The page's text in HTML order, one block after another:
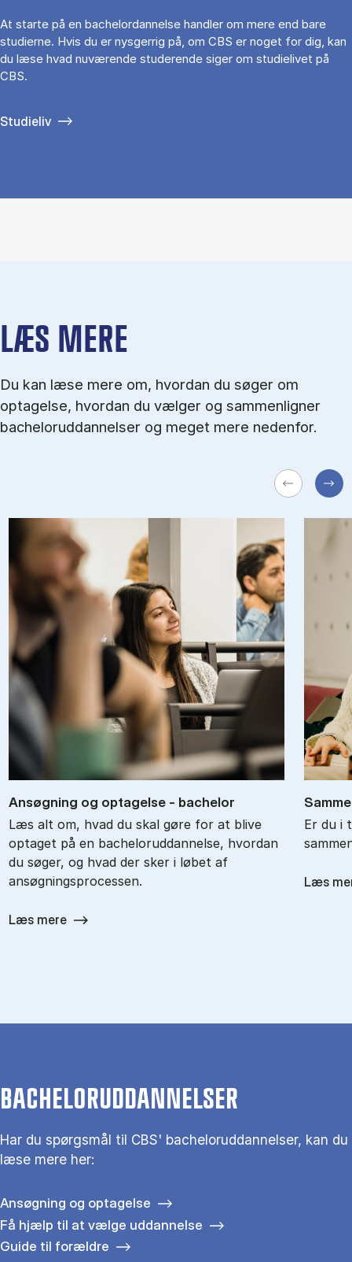
At starte på en bachelordannelse handler om mere end bare
studierne. Hvis du er nysgerrig på, om CBS er noget for dig, kan
du læse hvad nuværende studerende siger om studielivet på
CBS.
Studieliv
LÆS MERE
Du kan læse mere om, hvordan du søger om
optagelse, hvordan du vælger og sammenligner
bacheloruddannelser og meget mere nedenfor.
An­søg­ning og op­ta­gel­se - ba­chel­or
Læs alt om, hvad du skal gøre for at blive
optaget på en bacheloruddannelse, hvordan
du søger, og hvad der sker i løbet af
ansøgningsprocessen.
Læs mere
Er du i
Læs
BACHELORUDDANNELSER
Har du spørgsmål til CBS' bacheloruddannelser, kan du
læse mere her:
Ansøgning og optagelse
Få hjælp til at vælge uddannelse
Guide til forældre